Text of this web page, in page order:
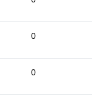
0
0